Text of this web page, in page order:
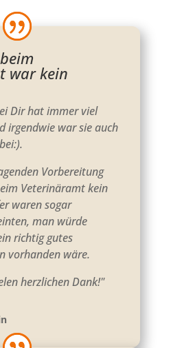
war kein
Dir hat immer viel
irgendwie war sie auch
Vorbereitung
Veterinäramt kein
waren sogar
man würde
richtig gutes
vorhanden wäre.
herzlichen Dank!"